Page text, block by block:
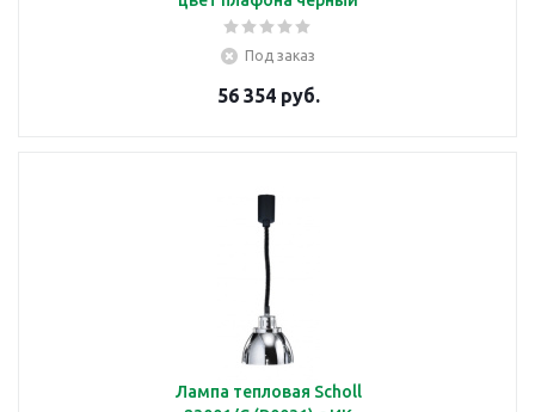
Под заказ
56 354 руб.
Лампа тепловая Scholl